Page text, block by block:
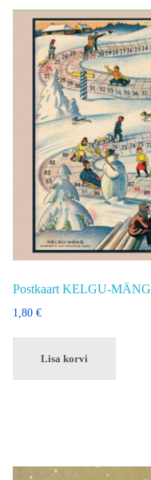
Postkaart KELGU-MÄNG
1,80 €
Lisa korvi